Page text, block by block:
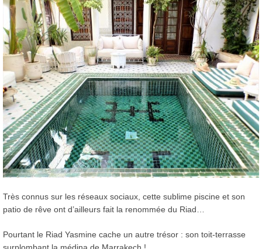
Très connus sur les réseaux sociaux, cette sublime piscine et son
patio de rêve ont d’ailleurs fait la renommée du Riad…
Pourtant le Riad Yasmine cache un autre trésor : son toit-terrasse